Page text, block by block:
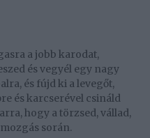
a jobb karodat,
és vegyél egy nagy
és fújd ki a levegőt,
és karcserével csináld
hogy a törzsed, vállad,
során.